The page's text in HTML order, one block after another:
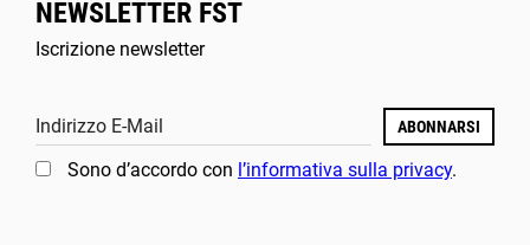
NEWSLETTER FST
Iscrizione newsletter
Indirizzo E-Mail ABONNARSI
Sono d’accordo con l’informativa sulla privacy.